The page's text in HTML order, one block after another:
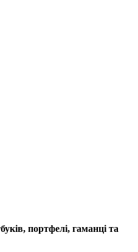
портфелі, гаманці та